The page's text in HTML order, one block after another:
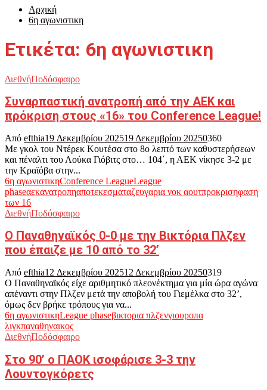
Αρχική
6η αγωνιστικη
Ετικέτα: 6η αγωνιστικη
ΔιεθνήΠοδόσφαιρο
Συναρπαστική ανατροπή από την ΑΕΚ και
πρόκριση στους «16» του Conference League!
Από efthia19 Δεκεμβρίου 202519 Δεκεμβρίου 20250360
Με γκολ του Ντέρεκ Κουτέσα στο 8ο λεπτό των καθυστερήσεων
και πέναλτι του Λούκα Γιόβιτς στο… 104΄, η ΑΕΚ νίκησε 3-2 με
την Κραϊόβα στην...
6η αγωνιστικηConference LeagueLeague
phaseαεκανατροπηαποτεκεσματαζευγαρια νοκ αουτπροκρισηφαση
των 16
ΔιεθνήΠοδόσφαιρο
Ο Παναθηναϊκός 0-0 με την Βικτόρια Πλζεν
που έπαιζε με 10 από το 32’
Από efthia12 Δεκεμβρίου 202512 Δεκεμβρίου 20250319
Ο Παναθηναϊκός είχε αριθμητικό πλεονέκτημα για μία ώρα αγώνα
απέναντι στην Πλζεν μετά την αποβολή του Γιεμέλκα στο 32’,
όμως δεν βρήκε τρόπους για να...
6η αγωνιστικηLeague phaseβικτορια πλζενγιουροπα
λιγκπαναθηναικος
ΔιεθνήΠοδόσφαιρο
Στο 90’ ο ΠΑΟΚ ισοφάρισε 3-3 την
Λουντογκόρετς